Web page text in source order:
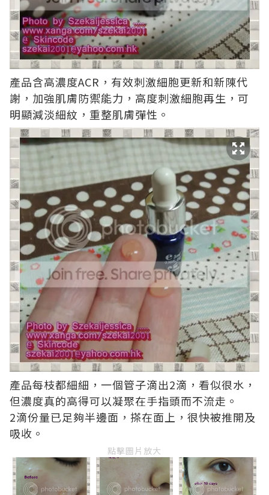
產品含高濃度ACR，有效刺激細胞更新和新陳代
謝，加強肌膚防禦能力，高度刺激細胞再生，可
明顯減淡細紋，重整肌膚彈性。
產品每枝都細細，一個管子滴出2滴，看似很水，
但濃度真的高得可以凝聚在手指頭而不流走。
2滴份量已足夠半邊面，搽在面上，很快被推開及
吸收。
點擊圖片放大